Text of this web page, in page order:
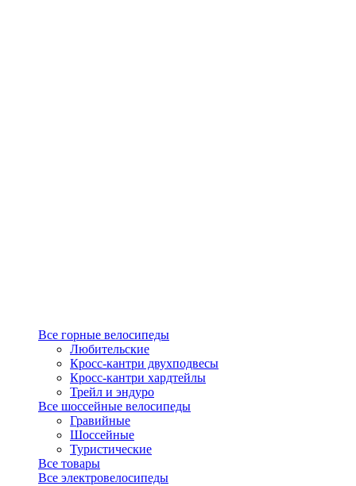
Все горные велосипеды
Любительские
Кросс-кантри двухподвесы
Кросс-кантри хардтейлы
Трейл и эндуро
Все шоссейные велосипеды
Гравийные
Шоссейные
Туристические
Все товары
Все электровелосипеды